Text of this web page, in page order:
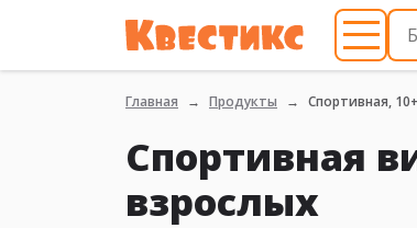
Главная Продукты Спортивная, 10+
Спортивная
взрослых